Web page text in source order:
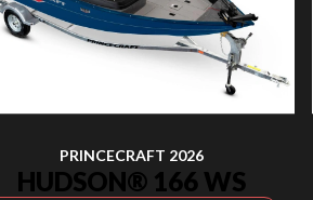
PRINCECRAFT 2026
HUDSON® 166 WS